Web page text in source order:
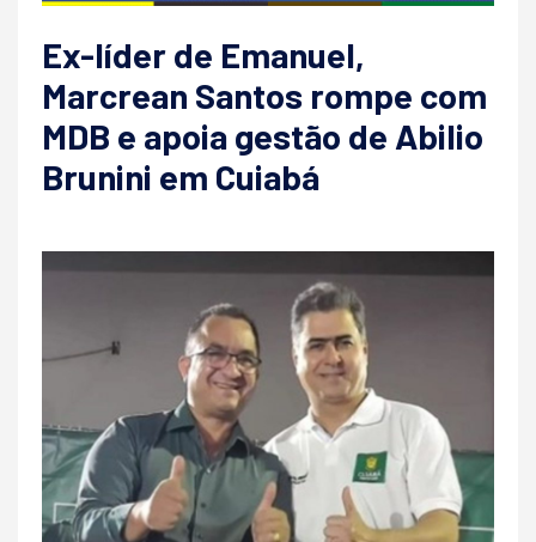
Ex-líder de Emanuel,
Marcrean Santos rompe com
MDB e apoia gestão de Abilio
Brunini em Cuiabá